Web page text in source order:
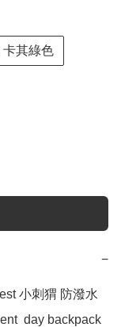
卡其綠色
−
小刺猬 防潑水
day backpack